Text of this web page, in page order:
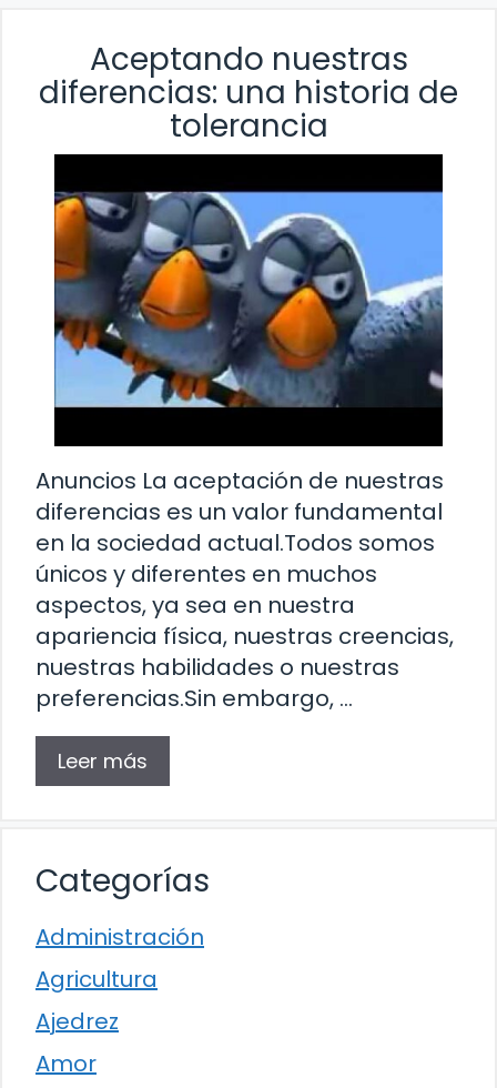
Aceptando nuestras
diferencias: una historia de
tolerancia
Anuncios La aceptación de nuestras
diferencias es un valor fundamental
en la sociedad actual.Todos somos
únicos y diferentes en muchos
aspectos, ya sea en nuestra
apariencia física, nuestras creencias,
nuestras habilidades o nuestras
preferencias.Sin embargo, …
Leer más
Categorías
Administración
Agricultura
Ajedrez
Amor